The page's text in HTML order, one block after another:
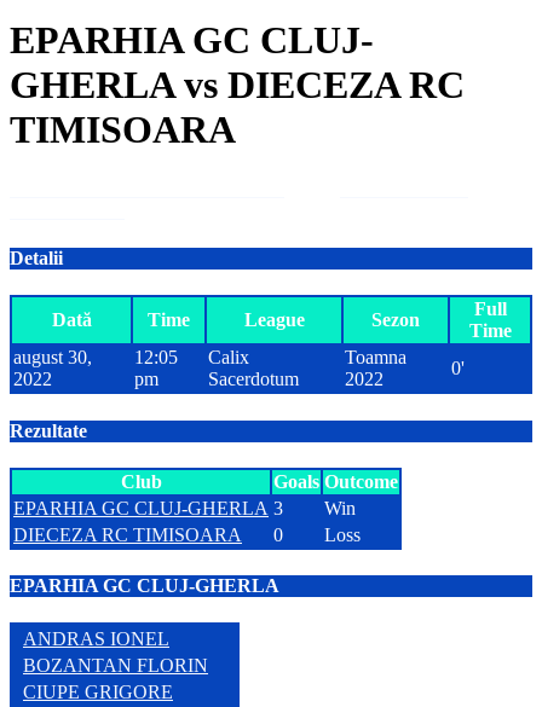
EPARHIA GC CLUJ-
GHERLA vs DIECEZA RC
TIMISOARA
Detalii
Dată Time League Sezon
Full
Time
august 30,
2022
12:05
pm
Calix
Sacerdotum
Toamna
2022
0'
Rezultate
Club Goals Outcome
EPARHIA GC CLUJ-GHERLA 3
Win
DIECEZA RC TIMISOARA
0 Loss
EPARHIA GC CLUJ-GHERLA
ANDRAS IONEL
BOZANTAN FLORIN
CIUPE GRIGORE